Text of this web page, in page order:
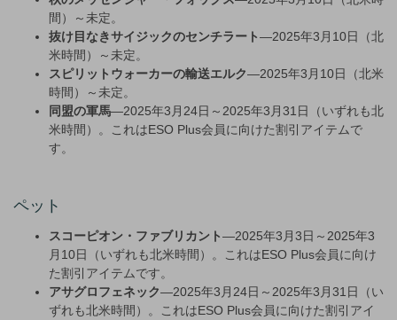
間）～未定。
抜け目なきサイジックのセンチラート—2025年3月10日（北
米時間）～未定。
スピリットウォーカーの輸送エルク—2025年3月10日（北米
時間）～未定。
同盟の軍馬—2025年3月24日～2025年3月31日（いずれも北
米時間）。これはESO Plus会員に向けた割引アイテムで
す。
ペット
スコーピオン・ファブリカント—2025年3月3日～2025年3
月10日（いずれも北米時間）。これはESO Plus会員に向け
た割引アイテムです。
アサグロフェネック—2025年3月24日～2025年3月31日（い
ずれも北米時間）。これはESO Plus会員に向けた割引アイ